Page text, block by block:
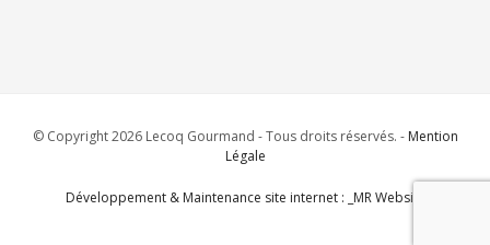
© Copyright 2026 Lecoq Gourmand - Tous droits réservés. - Mention
Légale
Développement & Maintenance site internet : _MR Website